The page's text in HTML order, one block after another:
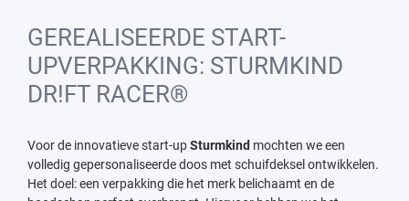
GEREALISEERDE START-
UPVERPAKKING: STURMKIND
DR!FT RACER®
Voor de innovatieve start-upSturmkind mochten we een
volledig gepersonaliseerde doos met schuifdeksel ontwikkelen.
Het doel: een verpakking die het merk belichaamt en de